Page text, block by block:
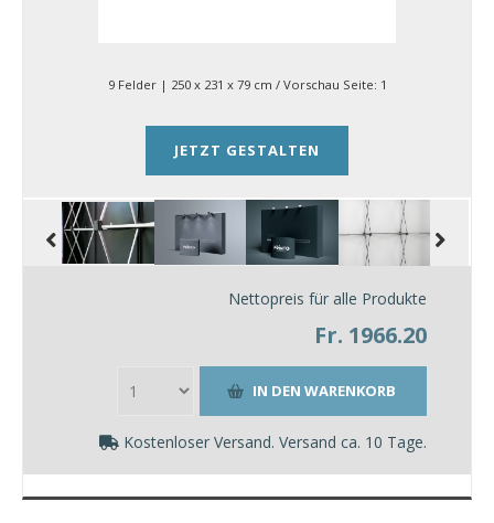
9 Felder | 250 x 231 x 79 cm / Vorschau Seite: 1
JETZT GESTALTEN
Nettopreis für alle Produkte
Fr. 1966.20
Kostenloser Versand. Versand ca. 10 Tage.